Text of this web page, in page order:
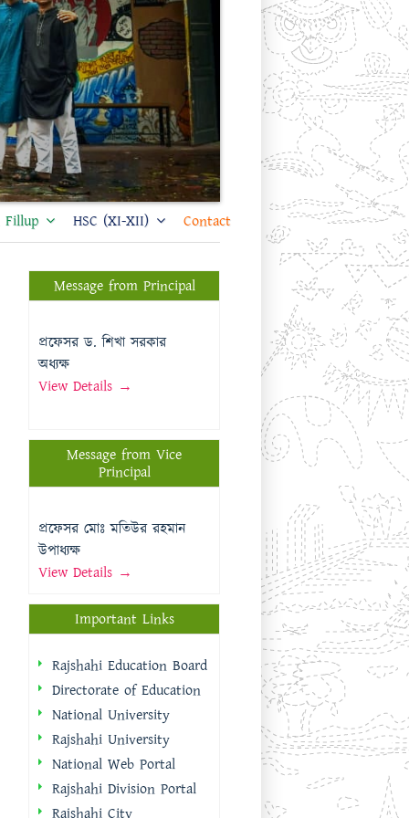
Fillup HSC (XI-XII) Contact
Message from Principal
প্রফেসর ড. শিখা সরকার
অধ্যক্ষ
View Details →
প্রফেসর মোঃ মতিউর রহমান
Important Links
Rajshahi Education Board
Directorate of Education
National University
National Web Portal
Rajshahi City
Corporation
Rajshahi District Portal
Quick Links
প্রধানমন্ত্রীর কার্যালয়